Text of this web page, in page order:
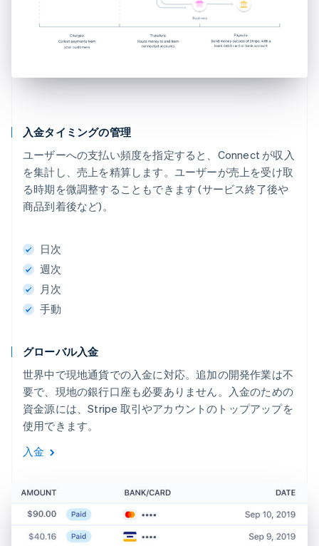
入金タイミングの管理
ユーザーへの支払い頻度を指定すると、Connect が収入
を集計し、売上を精算します。ユーザーが売上を受け取
る時期を微調整することもできます (サービス終了後や
商品到着後など)。
日次
週次
月次
手動
グローバル入金
世界中で現地通貨での入金に対応。追加の開発作業は不
要で、現地の銀行口座も必要ありません。入金のための
資金源には、Stripe 取引やアカウントのトップアップを
使用できます。
入金